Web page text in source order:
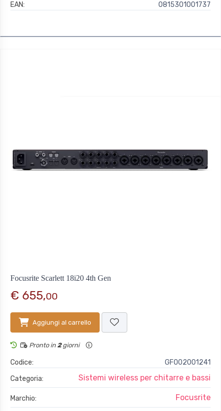
EAN: 0815301001737
Focusrite Scarlett 18i20 4th Gen
€ 655,00
Aggiungi al carrello
Pronto in 2giorni
Codice:
GFO02001241
Categoria:
Sistemi wireless per chitarre e bassi
Marchio: Focusrite